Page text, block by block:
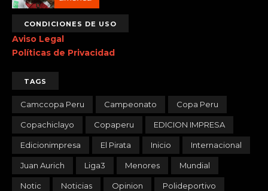
CONDICIONES DE USO
Aviso Legal
Políticas de Privacidad
TAGS
Camccopa Peru Campeonato Copa Peru
Copachiclayo Copaperu EDICION IMPRESA
Edicionimpresa El Pirata Inicio Internacional
Juan Aurich Liga3 Menores Mundial
Notic Noticias Opinion Polideportivo